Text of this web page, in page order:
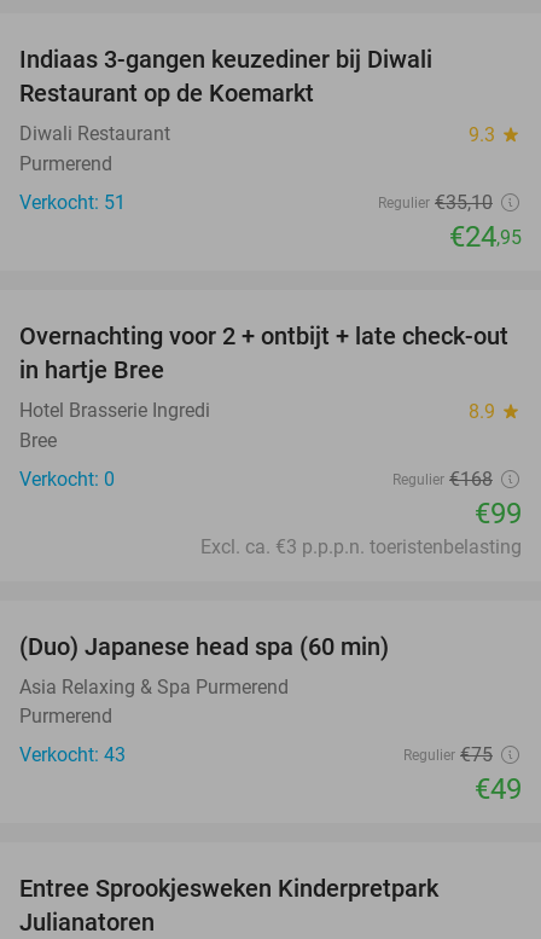
Indiaas 3-gangen keuzediner bij Diwali
Restaurant op de Koemarkt
Diwali Restaurant 9.3 star
Purmerend
Verkocht: 51
Regulier €35,10
€24,95
41%
TODAY
Overnachting voor 2 + ontbijt + late check-out
in hartje Bree
Hotel Brasserie Ingredi 8.9 star
Bree
Verkocht: 0
Regulier €168
€99
Excl. ca. €3 p.p.p.n. toeristenbelasting
(Duo) Japanese head spa (60 min)
Asia Relaxing & Spa Purmerend
Purmerend
Verkocht: 43
Regulier €75
€49
Entree Sprookjesweken Kinderpretpark
Julianatoren